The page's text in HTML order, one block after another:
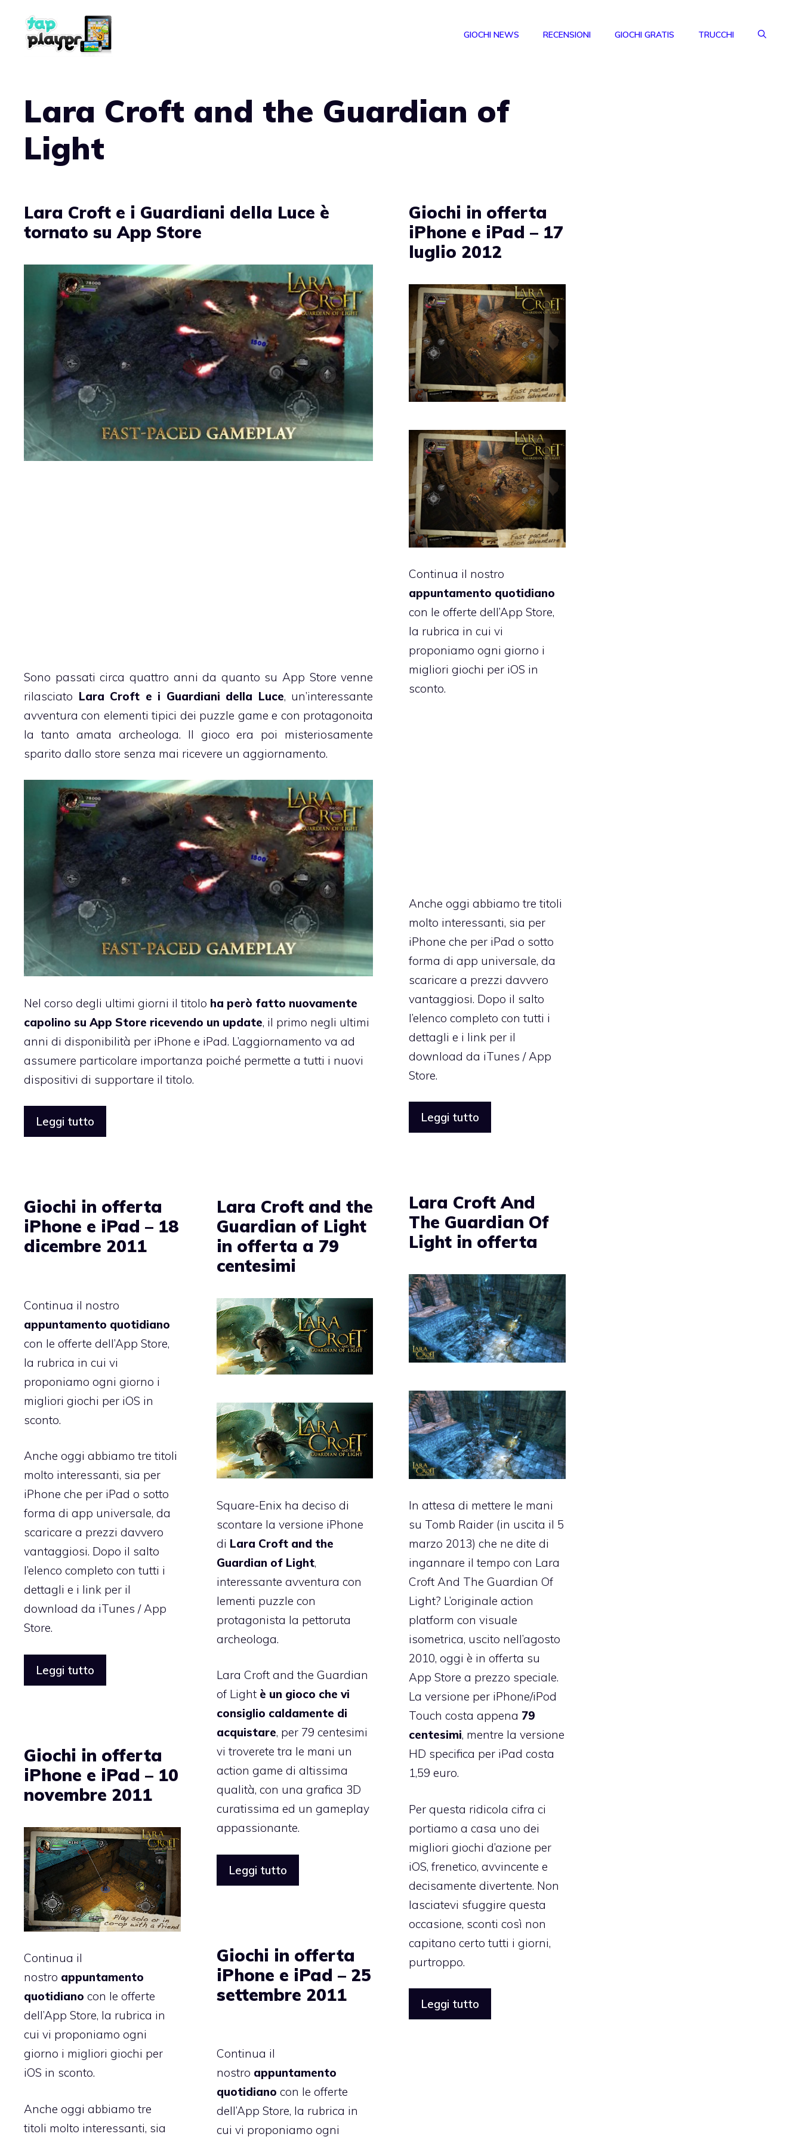
contenuto
GIOCHI NEWS RECENSIONI GIOCHI GRATIS TRUCCHI
Lara Croft and the Guardian of
Light
Lara Croft e i Guardiani della Luce è
tornato su App Store
Sono passati circa quattro anni da quanto su App Store venne
rilasciato Lara Croft e i Guardiani della Luce, un’interessante
avventura con elementi tipici dei puzzle game e con protagonoita
la tanto amata archeologa. Il gioco era poi misteriosamente
sparito dallo store senza mai ricevere un aggiornamento.
Nel corso degli ultimi giorni il titolo ha però fatto nuovamente
capolino su App Store ricevendo un update, il primo negli ultimi
anni di disponibilità per iPhone e iPad. L’aggiornamento va ad
assumere particolare importanza poiché permette a tutti i nuovi
dispositivi di supportare il titolo.
Leggi tutto
Giochi in offerta
iPhone e iPad – 17
luglio 2012
Continua il nostro
appuntamento quotidiano
con le offerte dell’App Store,
la rubrica in cui vi
proponiamo ogni giorno i
migliori giochi per iOS in
sconto.
Anche oggi abbiamo tre titoli
molto interessanti, sia per
iPhone che per iPad o sotto
forma di app universale, da
scaricare a prezzi davvero
vantaggiosi. Dopo il salto
l’elenco completo con tutti i
dettagli e i link per il
download da iTunes / App
Store.
Leggi tutto
Lara Croft And
The Guardian Of
Light in offerta
In attesa di mettere le mani
su Tomb Raider (in uscita il 5
marzo 2013) che ne dite di
ingannare il tempo con Lara
Croft And The Guardian Of
Light? L’originale action
platform con visuale
isometrica, uscito nell’agosto
2010, oggi è in offerta su
App Store a prezzo speciale.
La versione per iPhone/iPod
Touch costa appena 79
centesimi, mentre la versione
HD specifica per iPad costa
1,59 euro.
Per questa ridicola cifra ci
portiamo a casa uno dei
migliori giochi d’azione per
iOS, frenetico, avvincente e
decisamente divertente. Non
lasciatevi sfuggire questa
occasione, sconti così non
capitano certo tutti i giorni,
purtroppo.
Leggi tutto
Giochi in offerta
iPhone e iPad – 18
dicembre 2011
Continua il nostro
appuntamento quotidiano
con le offerte dell’App Store,
la rubrica in cui vi
proponiamo ogni giorno i
migliori giochi per iOS in
sconto.
Anche oggi abbiamo tre titoli
molto interessanti, sia per
iPhone che per iPad o sotto
forma di app universale, da
scaricare a prezzi davvero
vantaggiosi. Dopo il salto
l’elenco completo con tutti i
dettagli e i link per il
download da iTunes / App
Store.
Leggi tutto
Lara Croft and the
Guardian of Light
in offerta a 79
centesimi
Square-Enix ha deciso di
scontare la versione iPhone
di Lara Croft and the
Guardian of Light,
interessante avventura con
lementi puzzle con
protagonista la pettoruta
archeologa.
Lara Croft and the Guardian
of Light è un gioco che vi
consiglio caldamente di
acquistare, per 79 centesimi
vi troverete tra le mani un
action game di altissima
qualità, con una grafica 3D
curatissima ed un gameplay
appassionante.
Leggi tutto
Giochi in offerta
iPhone e iPad – 10
novembre 2011
Continua il
nostro appuntamento
quotidiano con le offerte
dell’App Store, la rubrica in
cui vi proponiamo ogni
giorno i migliori giochi per
iOS in sconto.
Anche oggi abbiamo tre
titoli molto interessanti, sia
Giochi in offerta
iPhone e iPad – 25
settembre 2011
Continua il
nostro appuntamento
quotidiano con le offerte
dell’App Store, la rubrica in
cui vi proponiamo ogni